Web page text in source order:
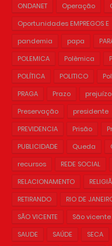
ONDANET
Operação
Oportunidades EMPREGOS E
pandemia
papa
POLEMICA
Polêmica
POLÍTICA
POLITICO
PRAGA
Prazo
Preservação
presidente
PREVIDENCIA
Prisão
PUBLICIDADE
Queda
recursos
REDE SOCIAL
RELACIONAMENTO
RETIRANDO
RIO DE
SÃO VICENTE
São
SAUDE
SAÚDE SECA